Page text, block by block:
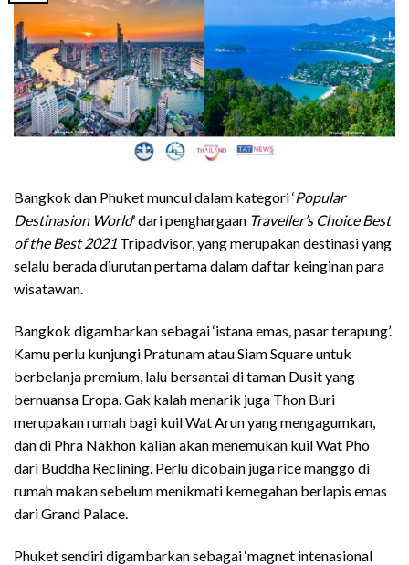
Bangkok dan Phuket muncul dalam kategori ‘Popular
Destinasion World’ dari penghargaan Traveller’s Choice Best
of the Best 2021 Tripadvisor, yang merupakan destinasi yang
selalu berada diurutan pertama dalam daftar keinginan para
wisatawan.
Bangkok digambarkan sebagai ‘istana emas, pasar terapung’.
Kamu perlu kunjungi Pratunam atau Siam Square untuk
berbelanja premium, lalu bersantai di taman Dusit yang
bernuansa Eropa. Gak kalah menarik juga Thon Buri
merupakan rumah bagi kuil Wat Arun yang mengagumkan,
dan di Phra Nakhon kalian akan menemukan kuil Wat Pho
dari Buddha Reclining. Perlu dicobain juga rice manggo di
rumah makan sebelum menikmati kemegahan berlapis emas
dari Grand Palace.
Phuket sendiri digambarkan sebagai ‘magnet intenasional